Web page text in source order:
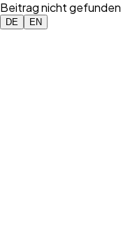
Beitrag nicht gefunden
DE EN